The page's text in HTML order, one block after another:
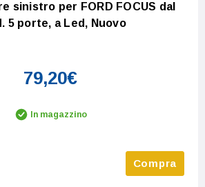
sinistro per FORD FOCUS dal
5 porte, a Led, Nuovo
79,20€
In magazzino
Quantity:
Compra